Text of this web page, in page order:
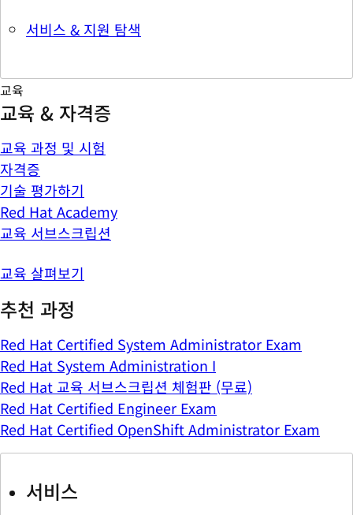
서비스 & 지원 탐색
교육
교육 & 자격증
교육 과정 및 시험
자격증
기술 평가하기
Red Hat Academy
교육 서브스크립션
교육 살펴보기
추천 과정
Red Hat Certified System Administrator Exam
Red Hat System Administration I
Red Hat 교육 서브스크립션 체험판 (무료)
Red Hat Certified Engineer Exam
Red Hat Certified OpenShift Administrator Exam
서비스